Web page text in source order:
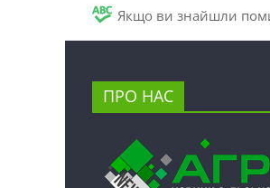
Якщо ви знайшли
ПРО НАС